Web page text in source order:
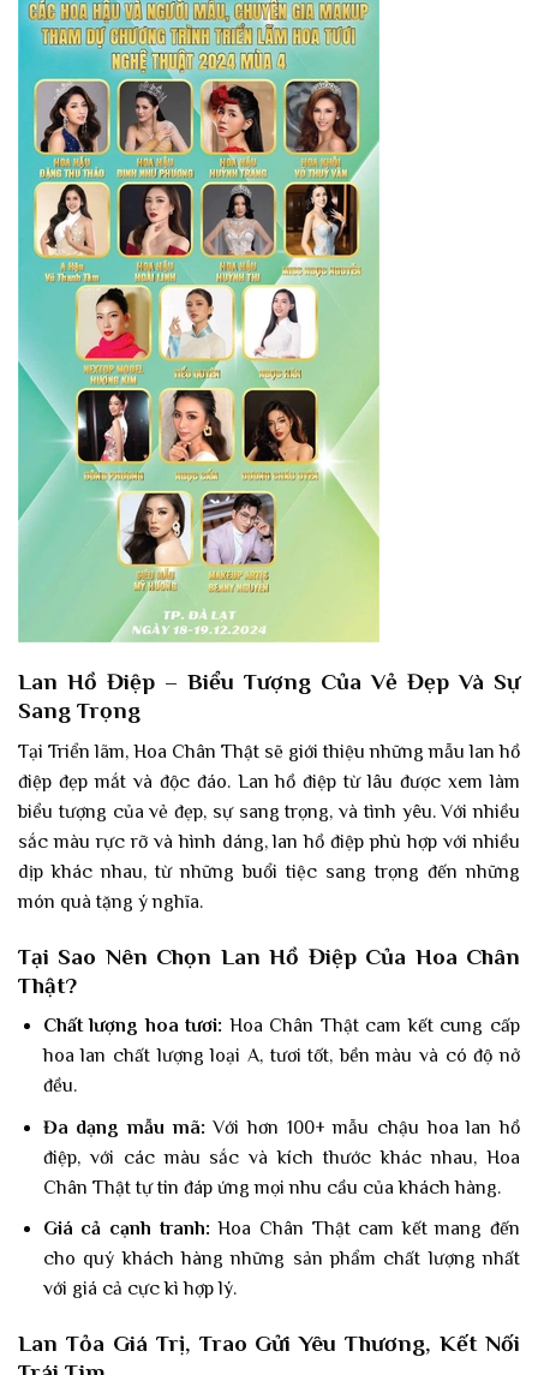
Lan Hồ Điệp – Biểu Tượng Của Vẻ Đẹp Và Sự
Sang Trọng
Tại Triển lãm, Hoa Chân Thật sẽ giới thiệu những mẫu lan hồ
điệp đẹp mắt và độc đáo. Lan hồ điệp từ lâu được xem làm
biểu tượng của vẻ đẹp, sự sang trọng, và tình yêu. Với nhiều
sắc màu rực rỡ và hình dáng, lan hồ điệp phù hợp với nhiều
dịp khác nhau, từ những buổi tiệc sang trọng đến những
món quà tặng ý nghĩa.
Tại Sao Nên Chọn Lan Hồ Điệp Của Hoa Chân
Thật?
Chất lượng hoa tươi: Hoa Chân Thật cam kết cung cấp
hoa lan chất lượng loại A, tươi tốt, bền màu và có độ nở
đều.
Đa dạng mẫu mã: Với hơn 100+ mẫu chậu hoa lan hồ
điệp, với các màu sắc và kích thước khác nhau, Hoa
Chân Thật tự tin đáp ứng mọi nhu cầu của khách hàng.
Giá cả cạnh tranh: Hoa Chân Thật cam kết mang đến
cho quý khách hàng những sản phẩm chất lượng nhất
với giá cả cực kì hợp lý.
Lan Tỏa Giá Trị, Trao Gửi Yêu Thương, Kết Nối